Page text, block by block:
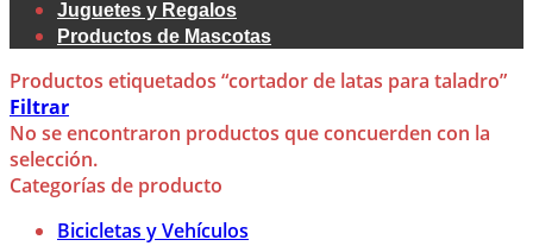
Juguetes y Regalos
Productos de Mascotas
Productos etiquetados “cortador de latas para taladro”
Filtrar
No se encontraron productos que concuerden con la
selección.
Categorías de producto
Bicicletas y Vehículos